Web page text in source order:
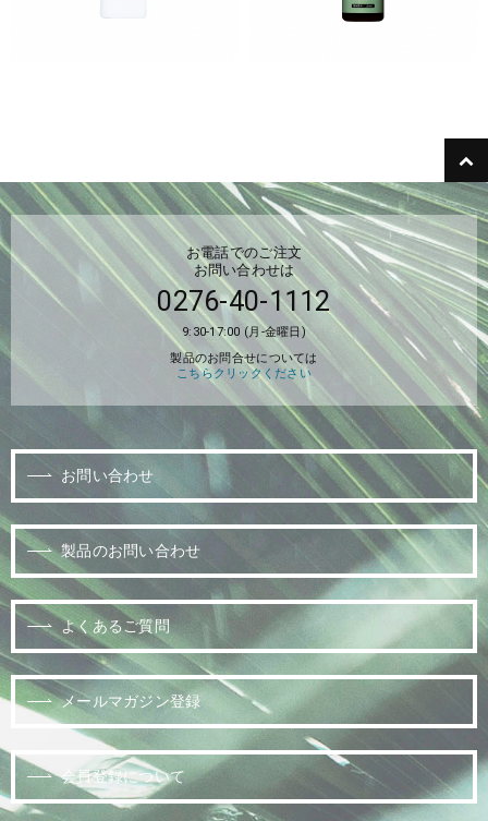
お電話でのご注文
お問い合わせは
0276-40-1112
9:30-17:00 (月-金曜日)
製品のお問合せについては
こちらクリックください
お問い合わせ
製品のお問い合わせ
よくあるご質問
メールマガジン登録
会員登録について